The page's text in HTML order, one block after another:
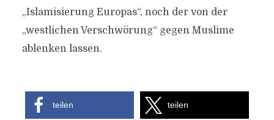
„Islamisierung Europas“, noch der von der
„westlichen Verschwörung“ gegen Muslime
ablenken lassen.
teilen teilen